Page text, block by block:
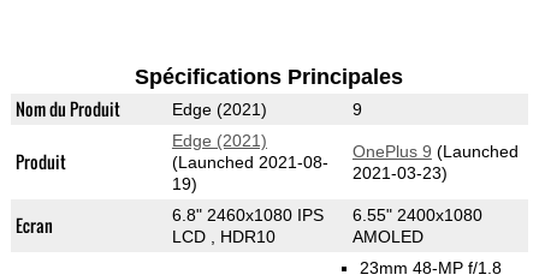
Spécifications Principales
Nom du Produit Edge (2021) 9
Produit
Edge (2021)
(Launched 2021-08-
19)
OnePlus 9 (Launched
2021-03-23)
Ecran
6.8" 2460x1080 IPS
LCD , HDR10
6.55" 2400x1080
AMOLED
23mm 48-MP f/1.8